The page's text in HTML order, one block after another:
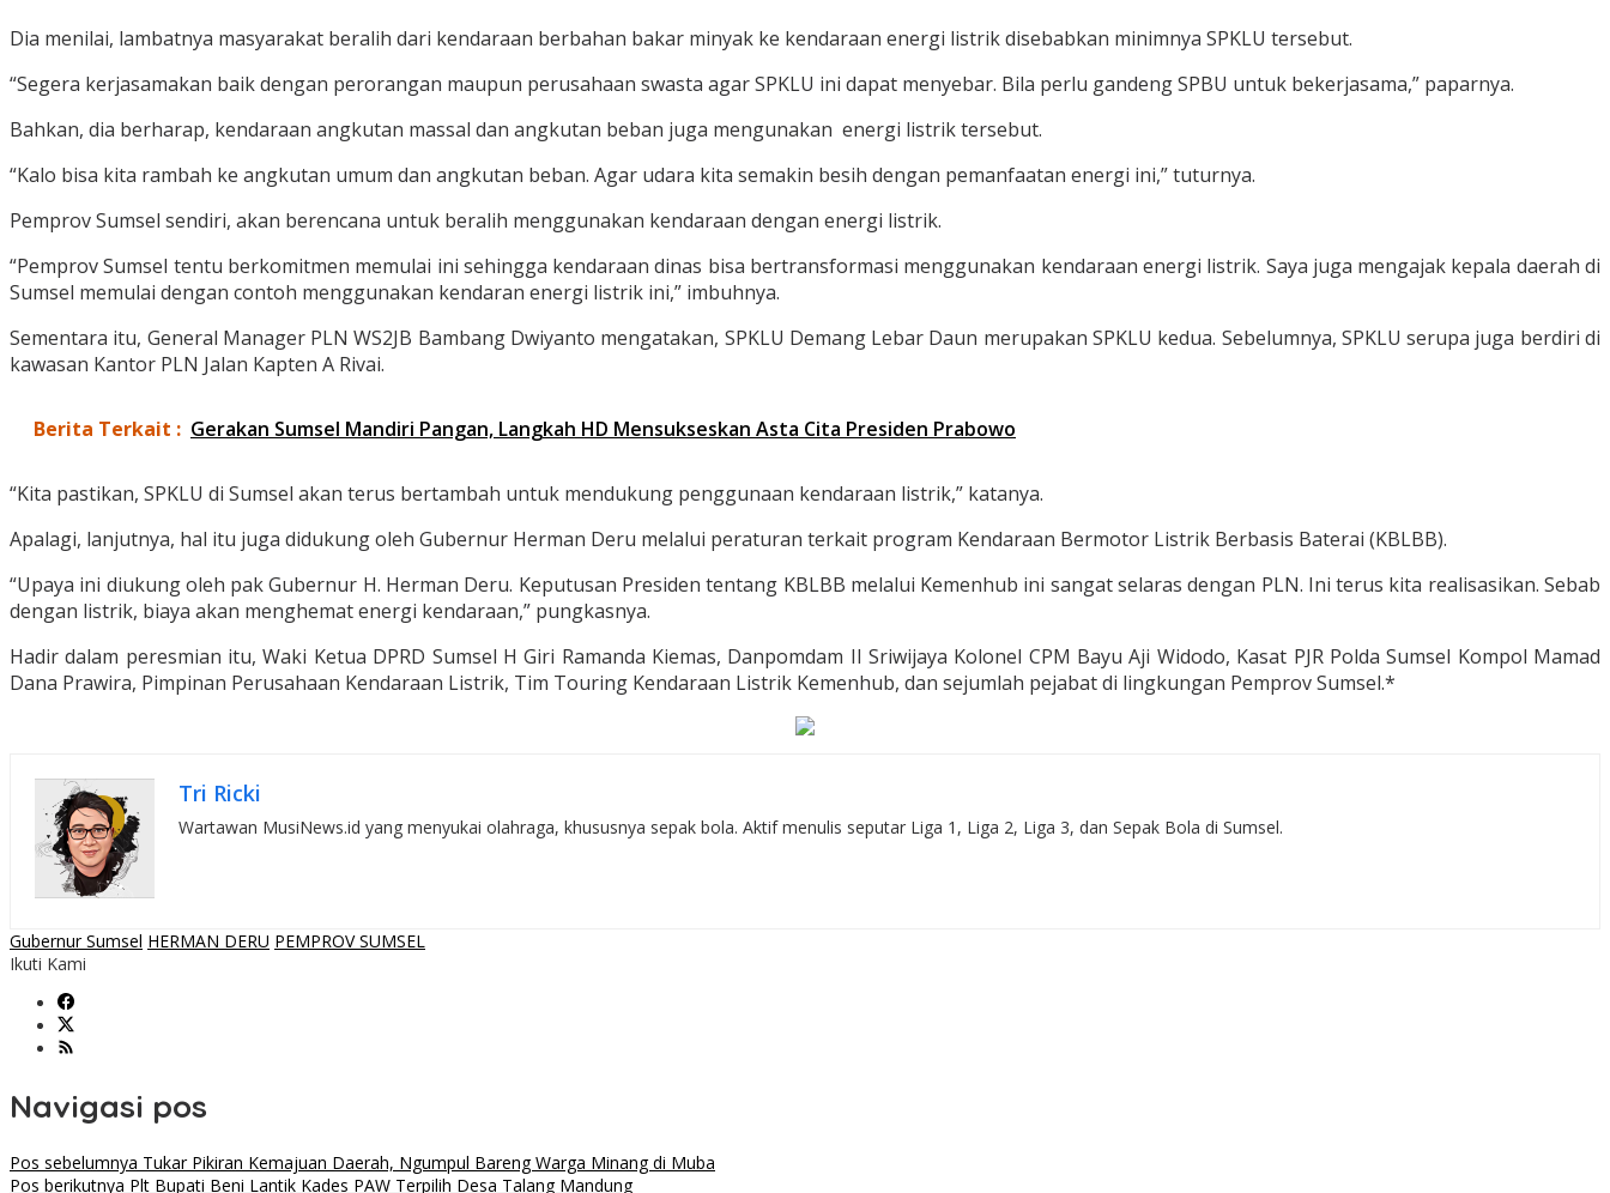
Dia menilai, lambatnya masyarakat beralih dari kendaraan berbahan bakar minyak ke kendaraan energi listrik disebabkan minimnya SPKLU tersebut.
“Segera kerjasamakan baik dengan perorangan maupun perusahaan swasta agar SPKLU ini dapat menyebar. Bila perlu gandeng SPBU untuk bekerjasama,” paparnya.
Bahkan, dia berharap, kendaraan angkutan massal dan angkutan beban juga mengunakan energi listrik tersebut.
“Kalo bisa kita rambah ke angkutan umum dan angkutan beban. Agar udara kita semakin besih dengan pemanfaatan energi ini,” tuturnya.
Pemprov Sumsel sendiri, akan berencana untuk beralih menggunakan kendaraan dengan energi listrik.
“Pemprov Sumsel tentu berkomitmen memulai ini sehingga kendaraan dinas bisa bertransformasi menggunakan kendaraan energi listrik. Saya juga mengajak kepala daerah di
Sumsel memulai dengan contoh menggunakan kendaran energi listrik ini,” imbuhnya.
Sementara itu, General Manager PLN WS2JB Bambang Dwiyanto mengatakan, SPKLU Demang Lebar Daun merupakan SPKLU kedua. Sebelumnya, SPKLU serupa juga berdiri di
kawasan Kantor PLN Jalan Kapten A Rivai.
Berita Terkait : Gerakan Sumsel Mandiri Pangan, Langkah HD Mensukseskan Asta Cita Presiden Prabowo
“Kita pastikan, SPKLU di Sumsel akan terus bertambah untuk mendukung penggunaan kendaraan listrik,” katanya.
Apalagi, lanjutnya, hal itu juga didukung oleh Gubernur Herman Deru melalui peraturan terkait program Kendaraan Bermotor Listrik Berbasis Baterai (KBLBB).
“Upaya ini diukung oleh pak Gubernur H. Herman Deru. Keputusan Presiden tentang KBLBB melalui Kemenhub ini sangat selaras dengan PLN. Ini terus kita realisasikan. Sebab
dengan listrik, biaya akan menghemat energi kendaraan,” pungkasnya.
Hadir dalam peresmian itu, Waki Ketua DPRD Sumsel H Giri Ramanda Kiemas, Danpomdam II Sriwijaya Kolonel CPM Bayu Aji Widodo, Kasat PJR Polda Sumsel Kompol Mamad
Dana Prawira, Pimpinan Perusahaan Kendaraan Listrik, Tim Touring Kendaraan Listrik Kemenhub, dan sejumlah pejabat di lingkungan Pemprov Sumsel.*
Tri Ricki
Wartawan MusiNews.id yang menyukai olahraga, khususnya sepak bola. Aktif menulis seputar Liga 1, Liga 2, Liga 3, dan Sepak Bola di Sumsel.
Gubernur Sumsel HERMAN DERU PEMPROV SUMSEL
Ikuti Kami
Navigasi pos
Pos sebelumnya Tukar Pikiran Kemajuan Daerah, Ngumpul Bareng Warga Minang di Muba
Pos berikutnya Plt Bupati Beni Lantik Kades PAW Terpilih Desa Talang Mandung